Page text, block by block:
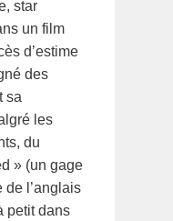
star
un film
d’estime
des
sa
les
du
» (un gage
de l’anglais
petit dans